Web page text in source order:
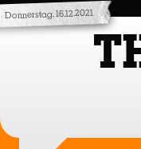
Donnerstag, 16.12.2021